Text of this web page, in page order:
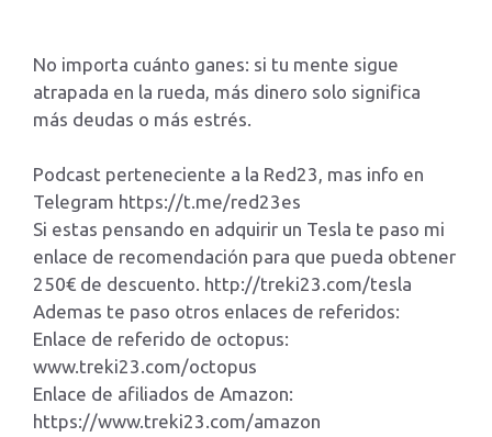
No importa cuánto ganes: si tu mente sigue
atrapada en la rueda, más dinero solo significa
más deudas o más estrés.
Podcast perteneciente a la Red23, mas info en
Telegram https://t.me/red23es
Si estas pensando en adquirir un Tesla te paso mi
enlace de recomendación para que pueda obtener
250€ de descuento. http://treki23.com/tesla
Ademas te paso otros enlaces de referidos:
Enlace de referido de octopus:
www.treki23.com/octopus
Enlace de afiliados de Amazon:
https://www.treki23.com/amazon